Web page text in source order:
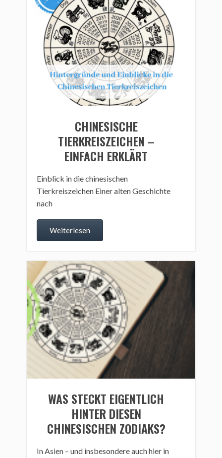
CHINESISCHE
TIERKREISZEICHEN –
EINFACH ERKLÄRT
Einblick in die chinesischen
Tierkreiszeichen Einer alten Geschichte
nach
Weiterlesen
WAS STECKT EIGENTLICH
HINTER DIESEN
CHINESISCHEN ZODIAKS?
In Asien – und insbesondere auch hier in